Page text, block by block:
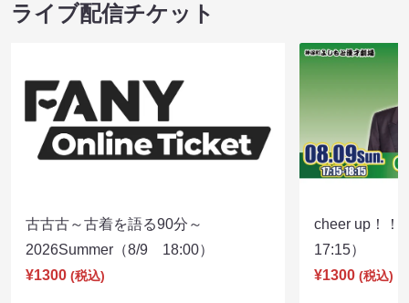
ライブ配信チケット
古古古～古着を語る90分～
2026Summer（8/9 18:00）
¥1300 (税込)
cheer up！
17:15）
¥1300 (税込)